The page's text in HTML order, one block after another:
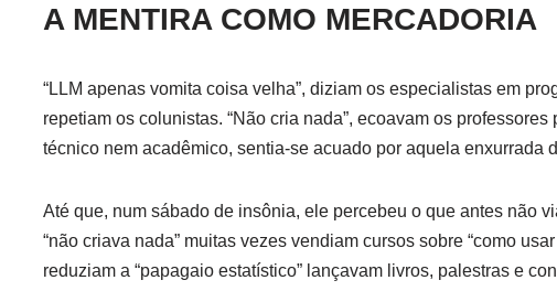
A MENTIRA COMO MERCADORIA
“LLM apenas vomita coisa velha”, diziam os especialistas em
repetiam os colunistas. “Não cria nada”, ecoavam os
técnico nem acadêmico, sentia-se acuado por aquela enxurrada
Até que, num sábado de insônia, ele percebeu o que antes não
“não criava nada” muitas vezes vendiam cursos sobre “como
reduziam a “papagaio estatístico” lançavam livros, palestras e